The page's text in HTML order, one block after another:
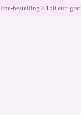
bestelling > 150 eur: